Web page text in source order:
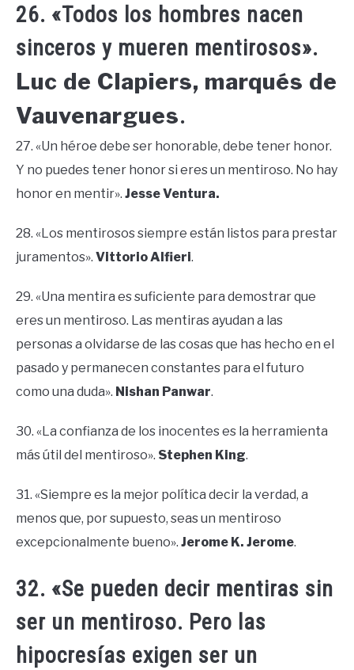
26. «Todos los hombres nacen
sinceros y mueren mentirosos».
Luc de Clapiers, marqués de
Vauvenargues.
27. «Un héroe debe ser honorable, debe tener honor.
Y no puedes tener honor si eres un mentiroso. No hay
honor en mentir». Jesse Ventura.
28. «Los mentirosos siempre están listos para prestar
juramentos». Vittorio Alfieri.
29. «Una mentira es suficiente para demostrar que
eres un mentiroso. Las mentiras ayudan a las
personas a olvidarse de las cosas que has hecho en el
pasado y permanecen constantes para el futuro
como una duda». Nishan Panwar.
30. «La confianza de los inocentes es la herramienta
más útil del mentiroso». Stephen King.
31. «Siempre es la mejor política decir la verdad, a
menos que, por supuesto, seas un mentiroso
excepcionalmente bueno». Jerome K. Jerome.
32. «Se pueden decir mentiras sin
ser un mentiroso. Pero las
hipocresías exigen ser un